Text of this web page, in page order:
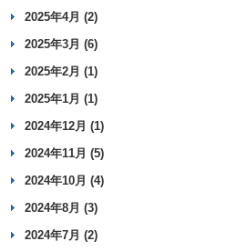
2025年4月 (2)
2025年3月 (6)
2025年2月 (1)
2025年1月 (1)
2024年12月 (1)
2024年11月 (5)
2024年10月 (4)
2024年8月 (3)
2024年7月 (2)